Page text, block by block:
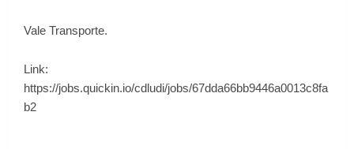
Vale Transporte.
Link:
https://jobs.quickin.io/cdludi/jobs/67dda66bb9446a0013c8fa
b2